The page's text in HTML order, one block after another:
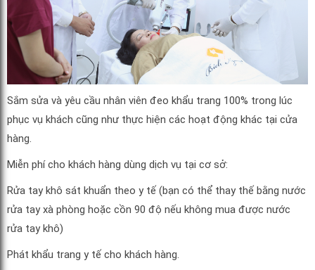
Sắm sửa và yêu cầu nhân viên đeo khẩu trang 100% trong lúc
phục vụ khách cũng như thực hiện các hoạt động khác tại cửa
hàng.
Miễn phí cho khách hàng dùng dịch vụ tại cơ sở:
Rửa tay khô sát khuẩn theo y tế (bạn có thể thay thế bằng nước
rửa tay xà phòng hoặc cồn 90 độ nếu không mua được nước
rửa tay khô)
Phát khẩu trang y tế cho khách hàng.